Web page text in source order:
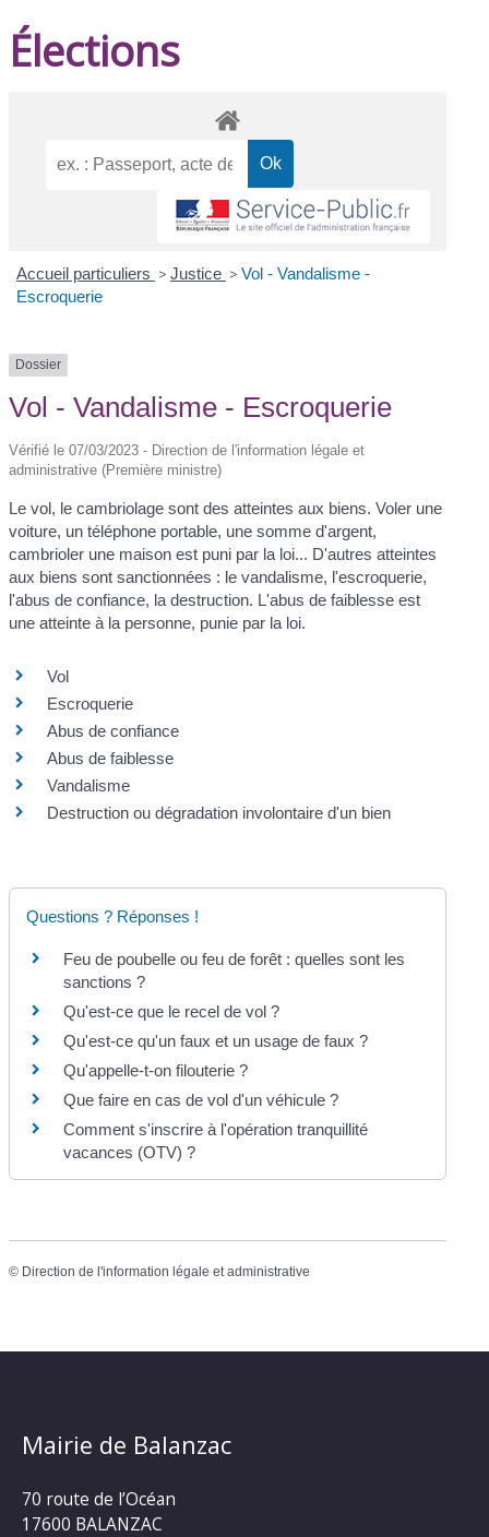
Élections
Accueil particuliers > Justice > Vol - Vandalisme -
Escroquerie
Dossier
Vol - Vandalisme - Escroquerie
Vérifié le 07/03/2023 - Direction de l'information légale et
administrative (Première ministre)
Le vol, le cambriolage sont des atteintes aux biens. Voler une
voiture, un téléphone portable, une somme d'argent,
cambrioler une maison est puni par la loi... D'autres atteintes
aux biens sont sanctionnées : le vandalisme, l'escroquerie,
l'abus de confiance, la destruction. L'abus de faiblesse est
une atteinte à la personne, punie par la loi.
Vol
Escroquerie
Abus de confiance
Abus de faiblesse
Vandalisme
Destruction ou dégradation involontaire d'un bien
Questions ? Réponses !
Feu de poubelle ou feu de forêt : quelles sont les
sanctions ?
Qu'est-ce que le recel de vol ?
Qu'est-ce qu'un faux et un usage de faux ?
Qu'appelle-t-on filouterie ?
Que faire en cas de vol d'un véhicule ?
Comment s'inscrire à l'opération tranquillité
vacances (OTV) ?
© Direction de l'information légale et administrative
Mairie de Balanzac
70 route de l’Océan
17600 BALANZAC